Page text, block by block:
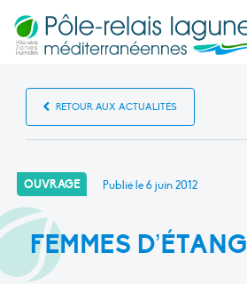
RETOUR AUX ACTUALITÉS
OUVRAGE Publié le6 juin 2012
FEMMES D’ÉTANG